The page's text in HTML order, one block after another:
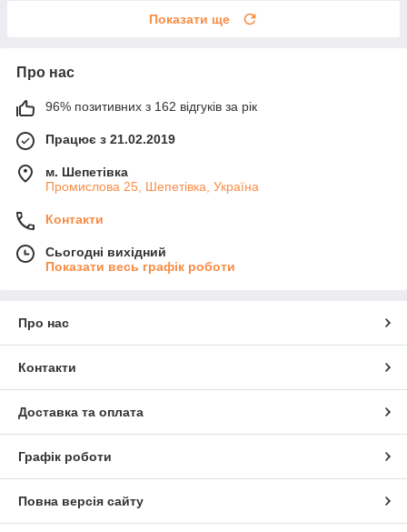
Показати ще
Про нас
96% позитивних з 162 відгуків за рік
Працює з 21.02.2019
м. Шепетівка
Промислова 25, Шепетівка, Україна
Контакти
Сьогодні вихідний
Показати весь графік роботи
Про нас
Контакти
Доставка та оплата
Графік роботи
Повна версія сайту